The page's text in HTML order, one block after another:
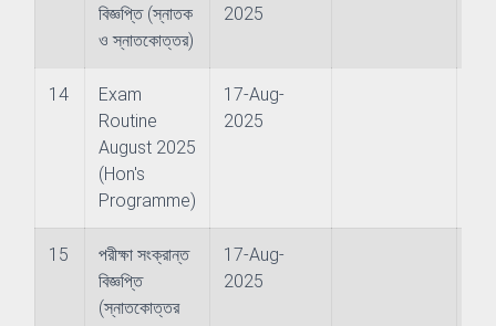
(Affiliated Academy's Program)
বিজ্ঞপ্তি (স্নাতক
ও স্নাতকোত্তর)
2025
14
Exam
Routine
August 2025
(Hon's
Programme)
17-Aug-
2025
15
পরীক্ষা সংক্রান্ত
বিজ্ঞপ্তি
(স্নাতকোত্তর
17-Aug-
2025